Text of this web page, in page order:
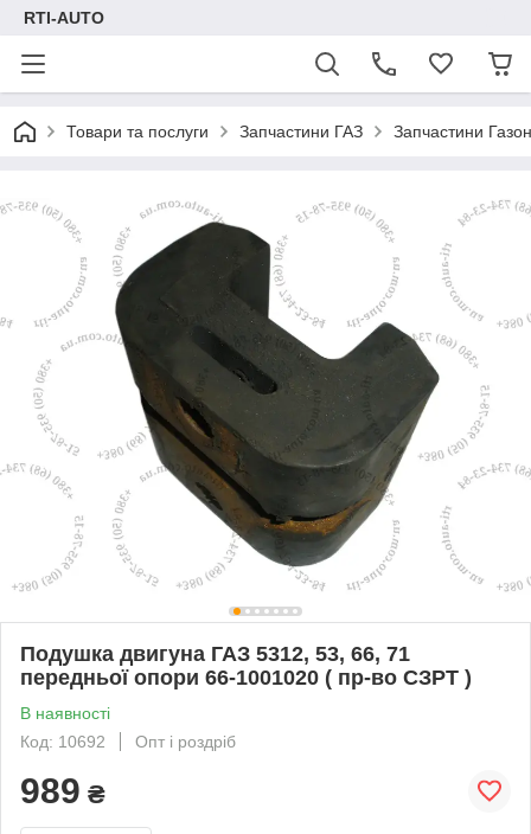
RTI-AUTO
Товари та послуги Запчастини ГАЗ Запчастини
Подушка двигуна ГАЗ 5312, 53, 66, 71
передньої опори 66-1001020 ( пр-во СЗРТ )
В наявності
Код: 10692
Опт і роздріб
989 ₴